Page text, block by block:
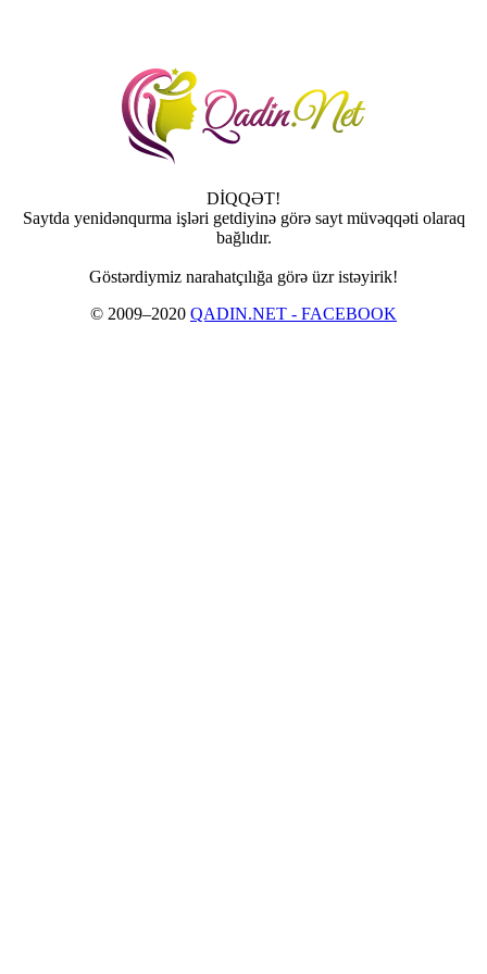
DİQQƏT!
Saytda yenidənqurma işləri getdiyinə görə sayt müvəqqəti olaraq
bağlıdır.
Göstərdiymiz narahatçılığa görə üzr istəyirik!
© 2009–2020 QADIN.NET - FACEBOOK